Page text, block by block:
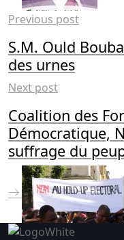
Previous post
S.M. Ould
des urnes
Next post
Coalition des
Démocratique,
suffrage du